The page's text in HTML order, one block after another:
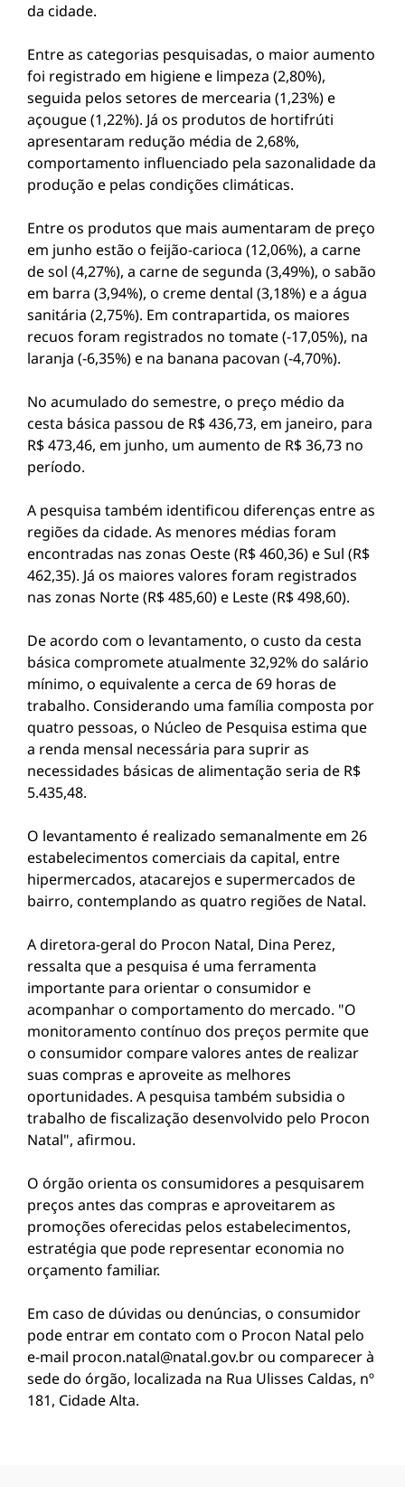
da cidade.
Entre as categorias pesquisadas, o maior aumento
foi registrado em higiene e limpeza (2,80%),
seguida pelos setores de mercearia (1,23%) e
açougue (1,22%). Já os produtos de hortifrúti
apresentaram redução média de 2,68%,
comportamento influenciado pela sazonalidade da
produção e pelas condições climáticas.
Entre os produtos que mais aumentaram de preço
em junho estão o feijão-carioca (12,06%), a carne
de sol (4,27%), a carne de segunda (3,49%), o sabão
em barra (3,94%), o creme dental (3,18%) e a água
sanitária (2,75%). Em contrapartida, os maiores
recuos foram registrados no tomate (-17,05%), na
laranja (-6,35%) e na banana pacovan (-4,70%).
No acumulado do semestre, o preço médio da
cesta básica passou de R$ 436,73, em janeiro, para
R$ 473,46, em junho, um aumento de R$ 36,73 no
período.
A pesquisa também identificou diferenças entre as
regiões da cidade. As menores médias foram
encontradas nas zonas Oeste (R$ 460,36) e Sul (R$
462,35). Já os maiores valores foram registrados
nas zonas Norte (R$ 485,60) e Leste (R$ 498,60).
De acordo com o levantamento, o custo da cesta
básica compromete atualmente 32,92% do salário
mínimo, o equivalente a cerca de 69 horas de
trabalho. Considerando uma família composta por
quatro pessoas, o Núcleo de Pesquisa estima que
a renda mensal necessária para suprir as
necessidades básicas de alimentação seria de R$
5.435,48.
O levantamento é realizado semanalmente em 26
estabelecimentos comerciais da capital, entre
hipermercados, atacarejos e supermercados de
bairro, contemplando as quatro regiões de Natal.
A diretora-geral do Procon Natal, Dina Perez,
ressalta que a pesquisa é uma ferramenta
importante para orientar o consumidor e
acompanhar o comportamento do mercado. "O
monitoramento contínuo dos preços permite que
o consumidor compare valores antes de realizar
suas compras e aproveite as melhores
oportunidades. A pesquisa também subsidia o
trabalho de fiscalização desenvolvido pelo Procon
Natal", afirmou.
O órgão orienta os consumidores a pesquisarem
preços antes das compras e aproveitarem as
promoções oferecidas pelos estabelecimentos,
estratégia que pode representar economia no
orçamento familiar.
Em caso de dúvidas ou denúncias, o consumidor
pode entrar em contato com o Procon Natal pelo
e-mail procon.natal@natal.gov.brou comparecer à
sede do órgão, localizada na Rua Ulisses Caldas, nº
181, Cidade Alta.